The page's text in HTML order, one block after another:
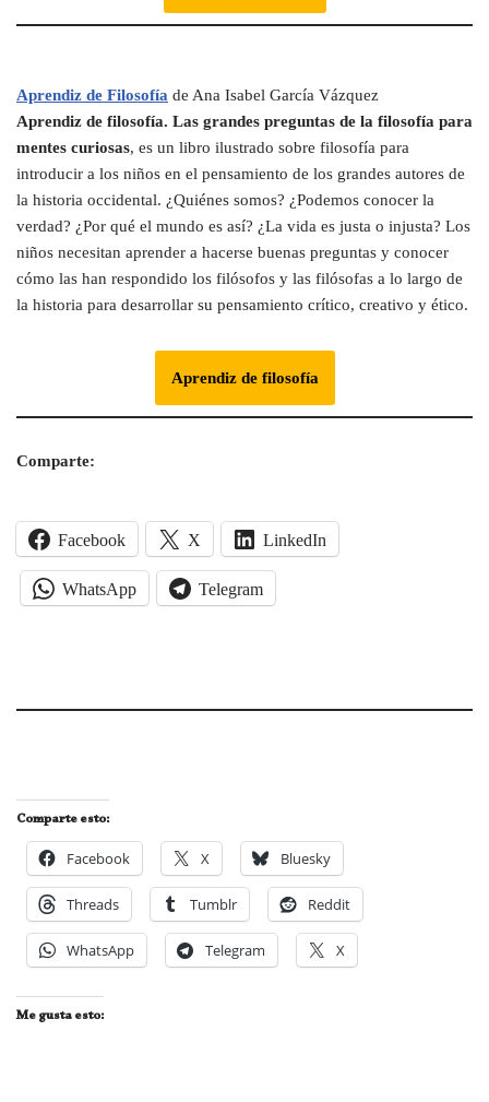
Aprendiz de Filosofía de Ana Isabel García Vázquez
Aprendiz de filosofía. Las grandes preguntas de la filosofía para
mentes curiosas, es un libro ilustrado sobre filosofía para
introducir a los niños en el pensamiento de los grandes autores de
la historia occidental. ¿Quiénes somos? ¿Podemos conocer la
verdad? ¿Por qué el mundo es así? ¿La vida es justa o injusta? Los
niños necesitan aprender a hacerse buenas preguntas y conocer
cómo las han respondido los filósofos y las filósofas a lo largo de
la historia para desarrollar su pensamiento crítico, creativo y ético.
Aprendiz de filosofía
Comparte:
Facebook X LinkedIn
WhatsApp Telegram
Comparte esto:
Facebook X Bluesky
Threads Tumblr Reddit
WhatsApp Telegram X
Me gusta esto: